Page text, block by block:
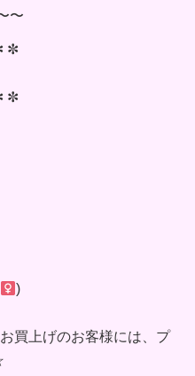
〜
✼
✼
)
買上げのお客様には、プ